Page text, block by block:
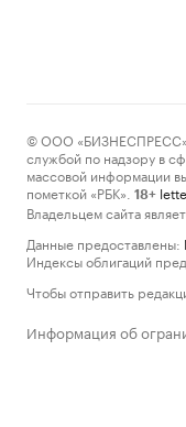
© ООО «БИЗНЕСПРЕСС»,
службой по надзору в
массовой информации
пометкой «РБК».
18+
Владельцем сайта
Данные предоставлены:
Индексы облигаций
Чтобы отправить
Информация об